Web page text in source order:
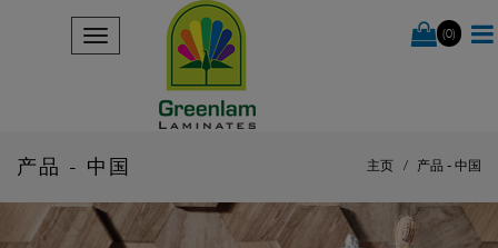
(0)
产品 - 中国 主页 产品 - 中国